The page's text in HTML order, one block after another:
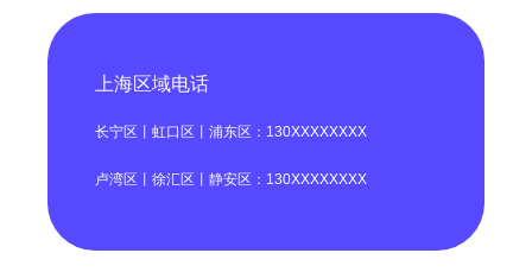
上海区域电话
长宁区丨虹口区丨浦东区：130XXXXXXXX
卢湾区丨徐汇区丨静安区：130XXXXXXXX